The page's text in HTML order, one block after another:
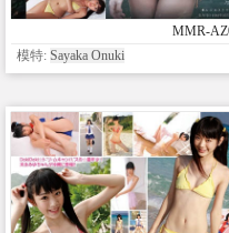
MMR-
模特: Sayaka Onuki